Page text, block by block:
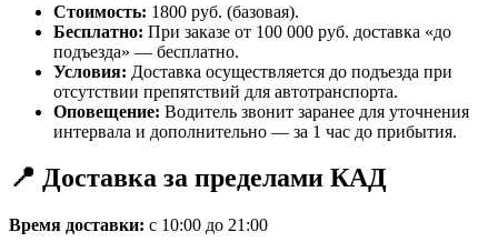
Стоимость: 1800 руб. (базовая).
Бесплатно: При заказе от 100 000 руб. доставка «до
подъезда» — бесплатно.
Условия: Доставка осуществляется до подъезда при
отсутствии препятствий для автотранспорта.
Оповещение: Водитель звонит заранее для уточнения
интервала и дополнительно — за 1 час до прибытия.
📍 Доставка за пределами КАД
Время доставки: с 10:00 до 21:00